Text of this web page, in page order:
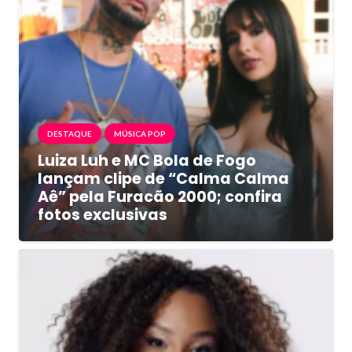
DESTAQUE MÚSICA POP
Luiza Luh e MC Bola de Fogo
lançam clipe de “Calma Calma
Aê” pela Furacão 2000; confira
fotos exclusivas